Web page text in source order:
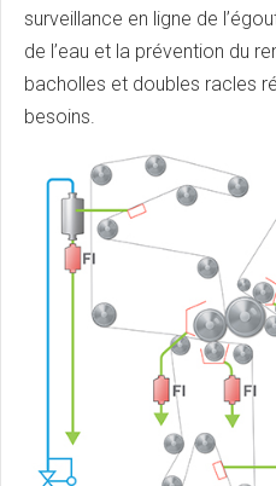
surveillance en ligne de
de l’eau et la prévention du
bacholles et doubles racles
besoins.